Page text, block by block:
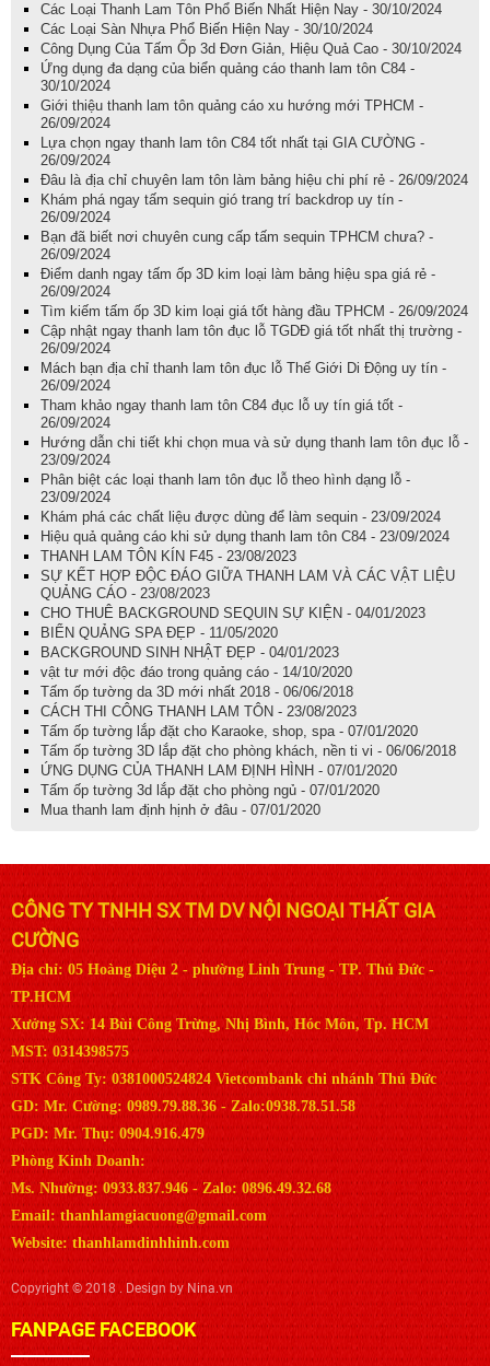
Các Loại Thanh Lam Tôn Phổ Biến Nhất Hiện Nay - 30/10/2024
Các Loại Sàn Nhựa Phổ Biến Hiện Nay - 30/10/2024
Công Dụng Của Tấm Ốp 3d Đơn Giản, Hiệu Quả Cao - 30/10/2024
Ứng dụng đa dạng của biển quảng cáo thanh lam tôn C84 -
30/10/2024
Giới thiệu thanh lam tôn quảng cáo xu hướng mới TPHCM -
26/09/2024
Lựa chọn ngay thanh lam tôn C84 tốt nhất tại GIA CƯỜNG -
26/09/2024
Đâu là địa chỉ chuyên lam tôn làm bảng hiệu chi phí rẻ - 26/09/2024
Khám phá ngay tấm sequin gió trang trí backdrop uy tín -
26/09/2024
Bạn đã biết nơi chuyên cung cấp tấm sequin TPHCM chưa? -
26/09/2024
Điểm danh ngay tấm ốp 3D kim loại làm bảng hiệu spa giá rẻ -
26/09/2024
Tìm kiếm tấm ốp 3D kim loại giá tốt hàng đầu TPHCM - 26/09/2024
Cập nhật ngay thanh lam tôn đục lỗ TGDĐ giá tốt nhất thị trường -
26/09/2024
Mách bạn địa chỉ thanh lam tôn đục lỗ Thế Giới Di Động uy tín -
26/09/2024
Tham khảo ngay thanh lam tôn C84 đục lỗ uy tín giá tốt -
26/09/2024
Hướng dẫn chi tiết khi chọn mua và sử dụng thanh lam tôn đục lỗ -
23/09/2024
Phân biệt các loại thanh lam tôn đục lỗ theo hình dạng lỗ -
23/09/2024
Khám phá các chất liệu được dùng để làm sequin - 23/09/2024
Hiệu quả quảng cáo khi sử dụng thanh lam tôn C84 - 23/09/2024
THANH LAM TÔN KÍN F45 - 23/08/2023
SỰ KẾT HỢP ĐỘC ĐÁO GIỮA THANH LAM VÀ CÁC VẬT LIỆU
QUẢNG CÁO - 23/08/2023
CHO THUÊ BACKGROUND SEQUIN SỰ KIỆN - 04/01/2023
BIỂN QUẢNG SPA ĐẸP - 11/05/2020
BACKGROUND SINH NHẬT ĐẸP - 04/01/2023
vật tư mới độc đáo trong quảng cáo - 14/10/2020
Tấm ốp tường da 3D mới nhất 2018 - 06/06/2018
CÁCH THI CÔNG THANH LAM TÔN - 23/08/2023
Tấm ốp tường lắp đặt cho Karaoke, shop, spa - 07/01/2020
Tấm ốp tường 3D lắp đặt cho phòng khách, nền ti vi - 06/06/2018
ỨNG DỤNG CỦA THANH LAM ĐỊNH HÌNH - 07/01/2020
Tấm ốp tường 3d lắp đặt cho phòng ngủ - 07/01/2020
Mua thanh lam định hịnh ở đâu - 07/01/2020
CÔNG TY TNHH SX TM DV NỘI NGOẠI THẤT GIA
CƯỜNG
Địa chỉ: 05 Hoàng Diệu 2 - phường Linh Trung - TP. Thủ Đức -
TP.HCM
Xưởng SX: 14 Bùi Công Trừng, Nhị Bình, Hóc Môn, Tp. HCM
MST: 0314398575
STK Công Ty: 0381000524824 Vietcombank chi nhánh Thủ Đức
GD: Mr. Cường: 0989.79.88.36 - Zalo:0938.78.51.58
PGD: Mr. Thụ: 0904.916.479
Phòng Kinh Doanh:
Ms. Nhường: 0933.837.946 - Zalo: 0896.49.32.68
Email: thanhlamgiacuong@gmail.com
Website: thanhlamdinhhinh.com
Copyright © 2018 . Design by Nina.vn
FANPAGE FACEBOOK